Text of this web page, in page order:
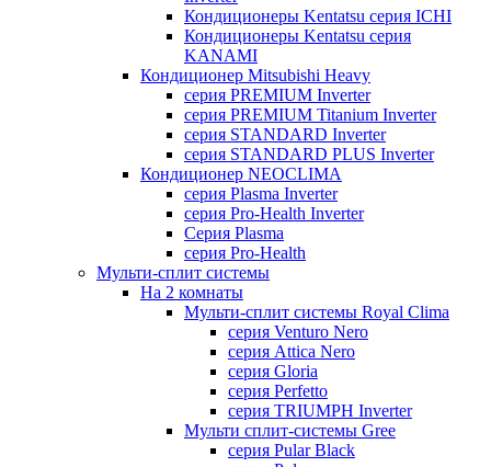
Кондиционеры Kentatsu серия ICHI
Кондиционеры Kentatsu серия
KANAMI
Кондиционер Mitsubishi Heavy
серия PREMIUM Inverter
серия PREMIUM Titanium Inverter
серия STANDARD Inverter
серия STANDARD PLUS Inverter
Кондиционер NEOCLIMA
серия Plasma Inverter
серия Pro-Health Inverter
Cерия Plasma
серия Pro-Health
Мульти-сплит системы
На 2 комнаты
Мульти-сплит системы Royal Clima
серия Venturo Nero
серия Attica Nero
серия Gloria
серия Perfetto
серия TRIUMPH Inverter
Мульти сплит-системы Gree
серия Pular Black